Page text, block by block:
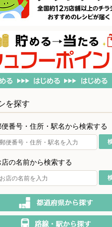
を探す
便番号・住所・駅名から検索する
店の名前から検索する